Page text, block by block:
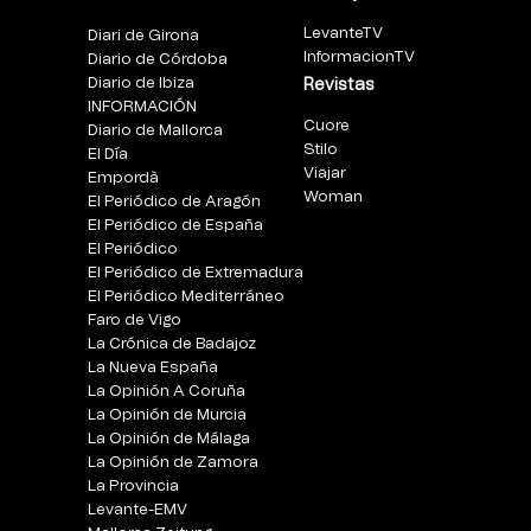
Diari de Girona
Diario de Córdoba
Diario de Ibiza
INFORMACIÓN
Diario de Mallorca
El Día
Empordà
El Periódico de Aragón
El Periódico de España
El Periódico
El Periódico de Extremadura
El Periódico Mediterráneo
Faro de Vigo
La Crónica de Badajoz
La Nueva España
La Opinión A Coruña
La Opinión de Murcia
La Opinión de Málaga
La Opinión de Zamora
La Provincia
Levante-EMV
LevanteTV
InformacionTV
Revistas
Cuore
Stilo
Viajar
Woman